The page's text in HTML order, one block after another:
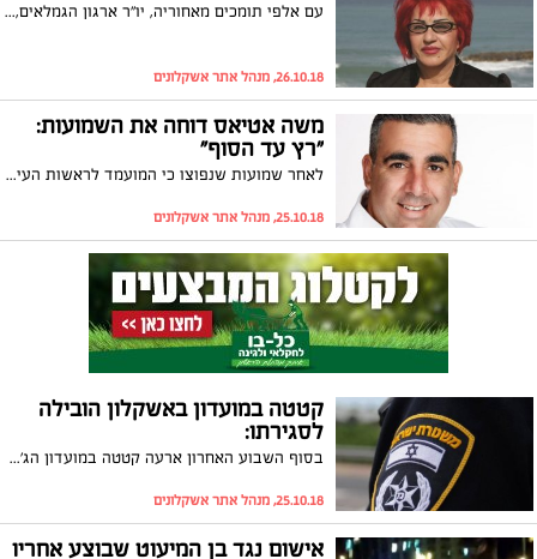
עם אלפי תומכים מאחוריה, יו"ר ארגון הגמלאים, שרה זכריה, מסתמנת כהפתעת הבחירות. בעוד שהסקרים מנבאים לה לשלש את כוחה במועצה, הפכה זכריה למחוזרת ביותר על ידי המועמדים לראשות העיר. ואם חשבתם שרק הגמלאים תומכים בה, תתפלאו לגלות את מאות הצעירים שמביעים תמיכה ומתנדבים לסייע. ראיון
26.10.18, מנהל אתר אשקלונים
משה אטיאס דוחה את השמועות:
"רץ עד הסוף"
לאחר שמועות שנפוצו כי המועמד לראשות העיר, משה אטיאס, הסיר את מועמדתו וחבר לאחד המועמדים האחרים, אטיאס מבקש להבהיר: "אני ממשיך עד הסוף. אין סיבה שלא"
25.10.18, מנהל אתר אשקלונים
קטטה במועדון באשקלון הובילה
לסגירתו:
בסוף השבוע האחרון ארעה קטטה במועדון הג'ק במהלכה תקף מאבטח המקום את אחד המבלים וגרם לו חבלות בפניו. אתמול נערך שימוע לבעלי המקום בפני קצין משטרה שהורה על סגירת העסק למשך שבעה ימים. חקירת המשטרה נמשכת
25.10.18, מנהל אתר אשקלונים
אישום נגד בן המיעוט שבוצע אחריו